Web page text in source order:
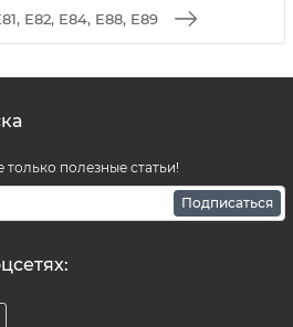
E82, E84, E88, E89
только полезные статьи!
Подписаться